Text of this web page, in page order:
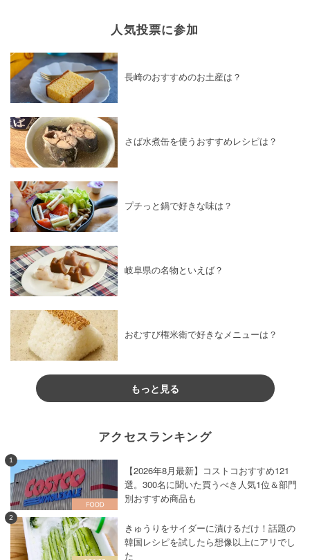
人気投票に参加
長崎のおすすめのお土産は？
さば水煮缶を使うおすすめレシピは？
プチっと鍋で好きな味は？
岐阜県の名物といえば？
おむすび権米衛で好きなメニューは？
もっと見る
アクセスランキング
1
【2026年8月最新】コストコおすすめ121
選。300名に聞いた買うべき人気1位＆部門
別おすすめ商品も
2
きゅうりをサイダーに漬けるだけ！話題の
韓国レシピを試したら想像以上にアリでし
た